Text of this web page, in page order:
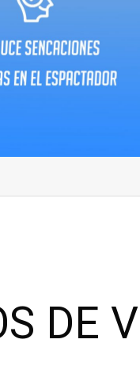
DE